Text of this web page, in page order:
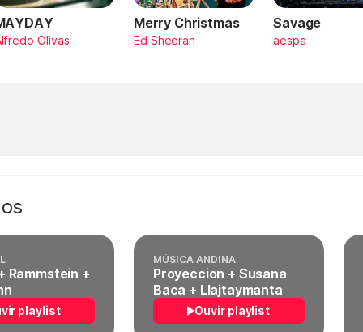
Olivas
Merry Christmas
Ed Sheeran
Savage
aespa
Rammstein +
playlist
MÚSICA ANDINA
Proyeccion + Susana
Baca + Llajtaymanta
Ouvir playlist